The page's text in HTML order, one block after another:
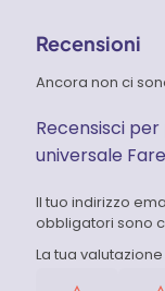
Recensioni
Ancora non ci
Recensisci
universale
Il tuo indirizzo
obbligatori sono
La tua valutazione